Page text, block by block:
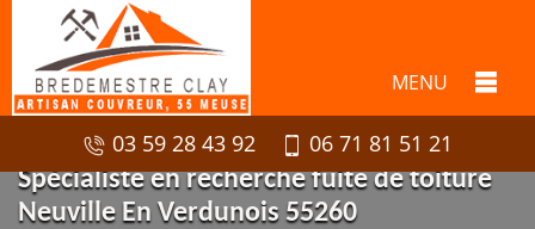
MENU
03 59 28 43 92
06 71 81 51 21
Spécialiste en recherche fuite de toiture
Neuville En Verdunois 55260